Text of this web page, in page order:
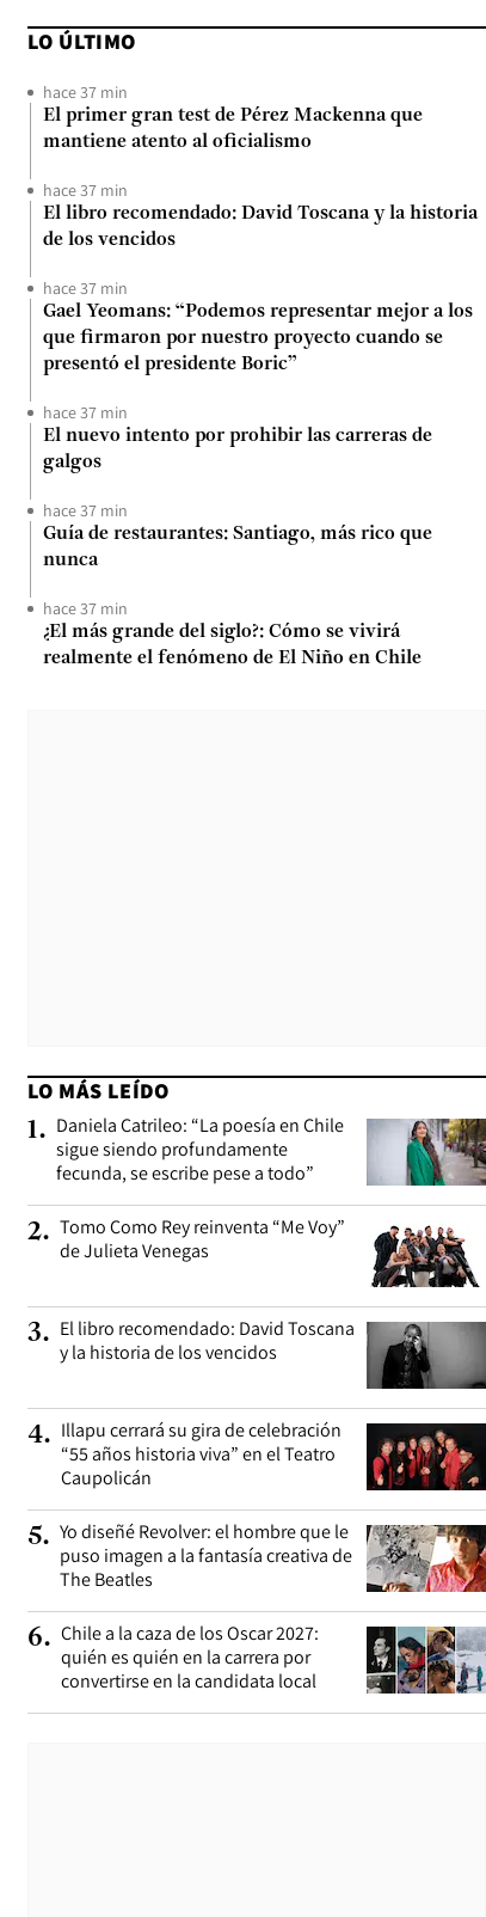
LO ÚLTIMO
hace 37 min
El primer gran test de Pérez Mackenna que
mantiene atento al oficialismo
hace 37 min
El libro recomendado: David Toscana y la historia
de los vencidos
hace 37 min
Gael Yeomans: “Podemos representar mejor a los
que firmaron por nuestro proyecto cuando se
presentó el presidente Boric”
hace 37 min
El nuevo intento por prohibir las carreras de
galgos
hace 37 min
Guía de restaurantes: Santiago, más rico que
nunca
hace 37 min
¿El más grande del siglo?: Cómo se vivirá
realmente el fenómeno de El Niño en Chile
LO MÁS LEÍDO
1. Daniela Catrileo: “La poesía en Chile
sigue siendo profundamente
fecunda, se escribe pese a todo”
2. Tomo Como Rey reinventa “Me Voy”
de Julieta Venegas
3. El libro recomendado: David Toscana
y la historia de los vencidos
4. Illapu cerrará su gira de celebración
“55 años historia viva” en el Teatro
Caupolicán
5. Yo diseñé Revolver: el hombre que le
puso imagen a la fantasía creativa de
The Beatles
6. Chile a la caza de los Oscar 2027:
quién es quién en la carrera por
convertirse en la candidata local